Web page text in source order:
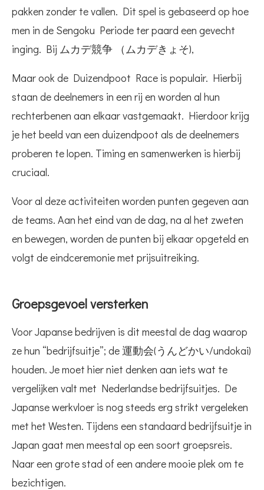
pakken zonder te vallen. Dit spel is gebaseerd op hoe
men in de Sengoku Periode ter paard een gevecht
inging. Bij ムカデ競争 （ムカデきょそ),
Maar ook de Duizendpoot Race is populair. Hierbij
staan de deelnemers in een rij en worden al hun
rechterbenen aan elkaar vastgemaakt. Hierdoor krijg
je het beeld van een duizendpoot als de deelnemers
proberen te lopen. Timing en samenwerken is hierbij
cruciaal.
Voor al deze activiteiten worden punten gegeven aan
de teams. Aan het eind van de dag, na al het zweten
en bewegen, worden de punten bij elkaar opgeteld en
volgt de eindceremonie met prijsuitreiking.
Groepsgevoel versterken
Voor Japanse bedrijven is dit meestal de dag waarop
ze hun “bedrijfsuitje”; de 運動会(うんどかい/undokai)
houden. Je moet hier niet denken aan iets wat te
vergelijken valt met Nederlandse bedrijfsuitjes. De
Japanse werkvloer is nog steeds erg strikt vergeleken
met het Westen. Tijdens een standaard bedrijfsuitje in
Japan gaat men meestal op een soort groepsreis.
Naar een grote stad of een andere mooie plek om te
bezichtigen.